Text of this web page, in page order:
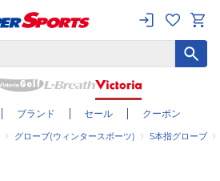
ブランド セール クーポン
グローブ(ウィンタースポーツ) 5本指グローブ